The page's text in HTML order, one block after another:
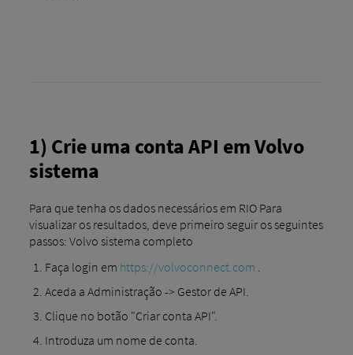
1) Crie uma conta API em Volvo
sistema
Para que tenha os dados necessários em RIO Para
visualizar os resultados, deve primeiro seguir os seguintes
passos: Volvo sistema completo
Faça login em https://volvoconnect.com
Aceda a Administração -> Gestor de API.
Clique no botão "Criar conta API".
Introduza um nome de conta.